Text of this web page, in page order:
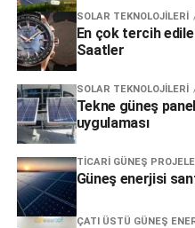
SOLAR TEKNOLOJILERI
En çok tercih
Saatler
SOLAR TEKNOLOJILERI
Tekne güneş
uygulaması
TICARI GÜNEŞ
Güneş enerjisi
ÇATI ÜSTÜ GÜNEŞ